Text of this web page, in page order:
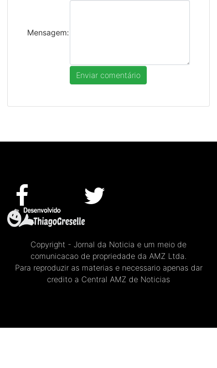
Mensagem:
Copyright - Jornal da Noticia e um meio de
comunicacao de propriedade da AMZ Ltda.
Para reproduzir as materias e necessario apenas dar
credito a Central AMZ de Noticias